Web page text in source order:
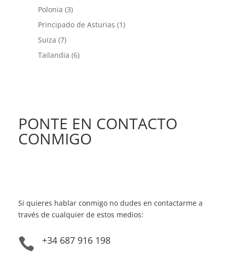
Polonia (3)
Principado de Asturias (1)
Suiza (7)
Tailandia (6)
PONTE EN CONTACTO
CONMIGO
Si quieres hablar conmigo no dudes en contactarme a
través de cualquier de estos medios:
 +34 687 916 198